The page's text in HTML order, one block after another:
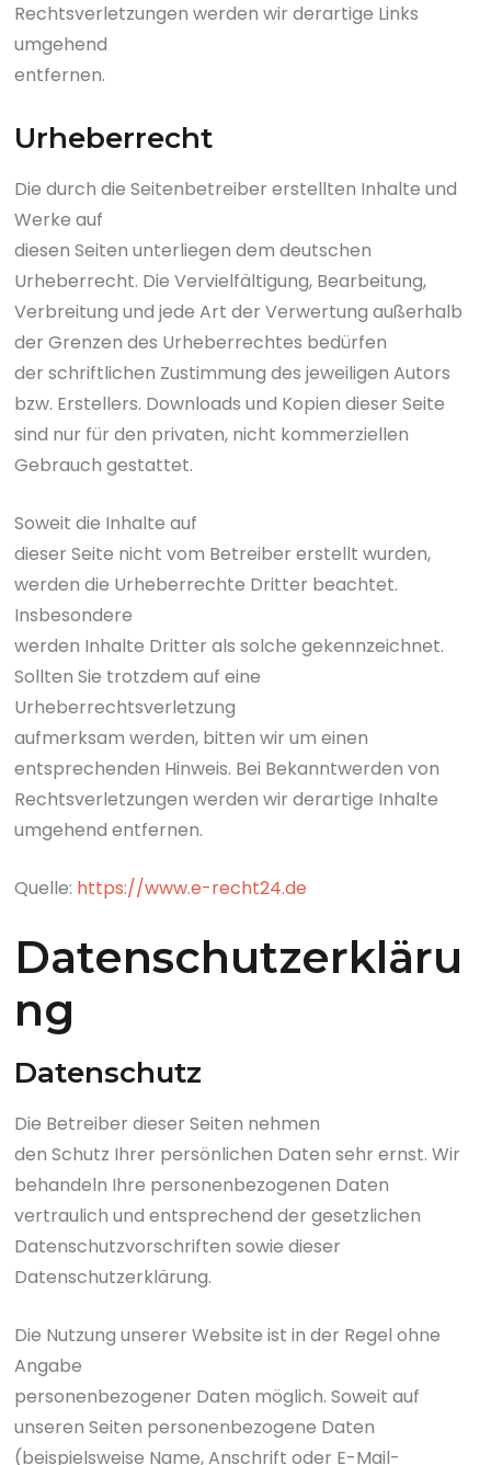
Rechtsverletzungen werden wir derartige Links
umgehend
entfernen.
Urheberrecht
Die durch die Seitenbetreiber erstellten Inhalte und
Werke auf
diesen Seiten unterliegen dem deutschen
Urheberrecht. Die Vervielfältigung, Bearbeitung,
Verbreitung und jede Art der Verwertung außerhalb
der Grenzen des Urheberrechtes bedürfen
der schriftlichen Zustimmung des jeweiligen Autors
bzw. Erstellers. Downloads und Kopien dieser Seite
sind nur für den privaten, nicht kommerziellen
Gebrauch gestattet.
Soweit die Inhalte auf
dieser Seite nicht vom Betreiber erstellt wurden,
werden die Urheberrechte Dritter beachtet.
Insbesondere
werden Inhalte Dritter als solche gekennzeichnet.
Sollten Sie trotzdem auf eine
Urheberrechtsverletzung
aufmerksam werden, bitten wir um einen
entsprechenden Hinweis. Bei Bekanntwerden von
Rechtsverletzungen werden wir derartige Inhalte
umgehend entfernen.
Quelle: https://www.e-recht24.de
Datenschutzerkläru
ng
Datenschutz
Die Betreiber dieser Seiten nehmen
den Schutz Ihrer persönlichen Daten sehr ernst. Wir
behandeln Ihre personenbezogenen Daten
vertraulich und entsprechend der gesetzlichen
Datenschutzvorschriften sowie dieser
Datenschutzerklärung.
Die Nutzung unserer Website ist in der Regel ohne
Angabe
personenbezogener Daten möglich. Soweit auf
unseren Seiten personenbezogene Daten
(beispielsweise Name, Anschrift oder E-Mail-